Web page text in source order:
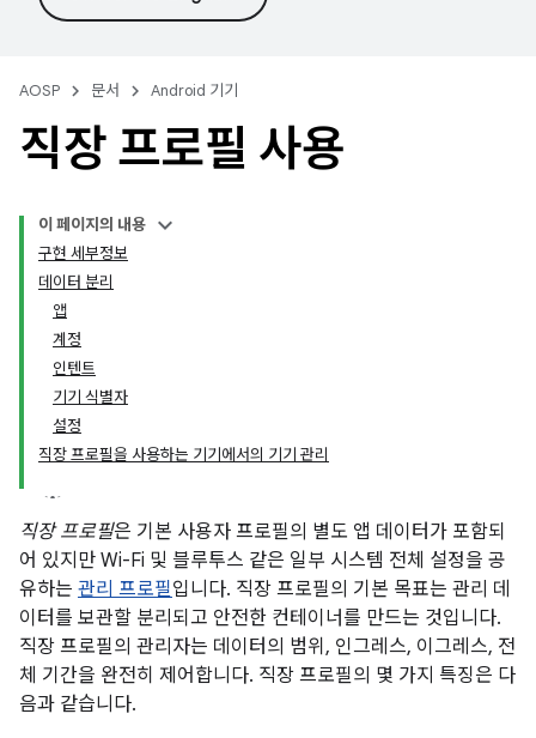
AOSP 문서 Android 기기
직장 프로필 사용
이 페이지의 내용
구현 세부정보
데이터 분리
앱
계정
인텐트
기기 식별자
설정
직장 프로필을 사용하는 기기에서의 기기 관리
직장 프로필은 기본 사용자 프로필의 별도 앱 데이터가 포함되
어 있지만 Wi-Fi 및 블루투스 같은 일부 시스템 전체 설정을 공
유하는 관리 프로필입니다. 직장 프로필의 기본 목표는 관리 데
이터를 보관할 분리되고 안전한 컨테이너를 만드는 것입니다.
직장 프로필의 관리자는 데이터의 범위, 인그레스, 이그레스, 전
체 기간을 완전히 제어합니다. 직장 프로필의 몇 가지 특징은 다
음과 같습니다.